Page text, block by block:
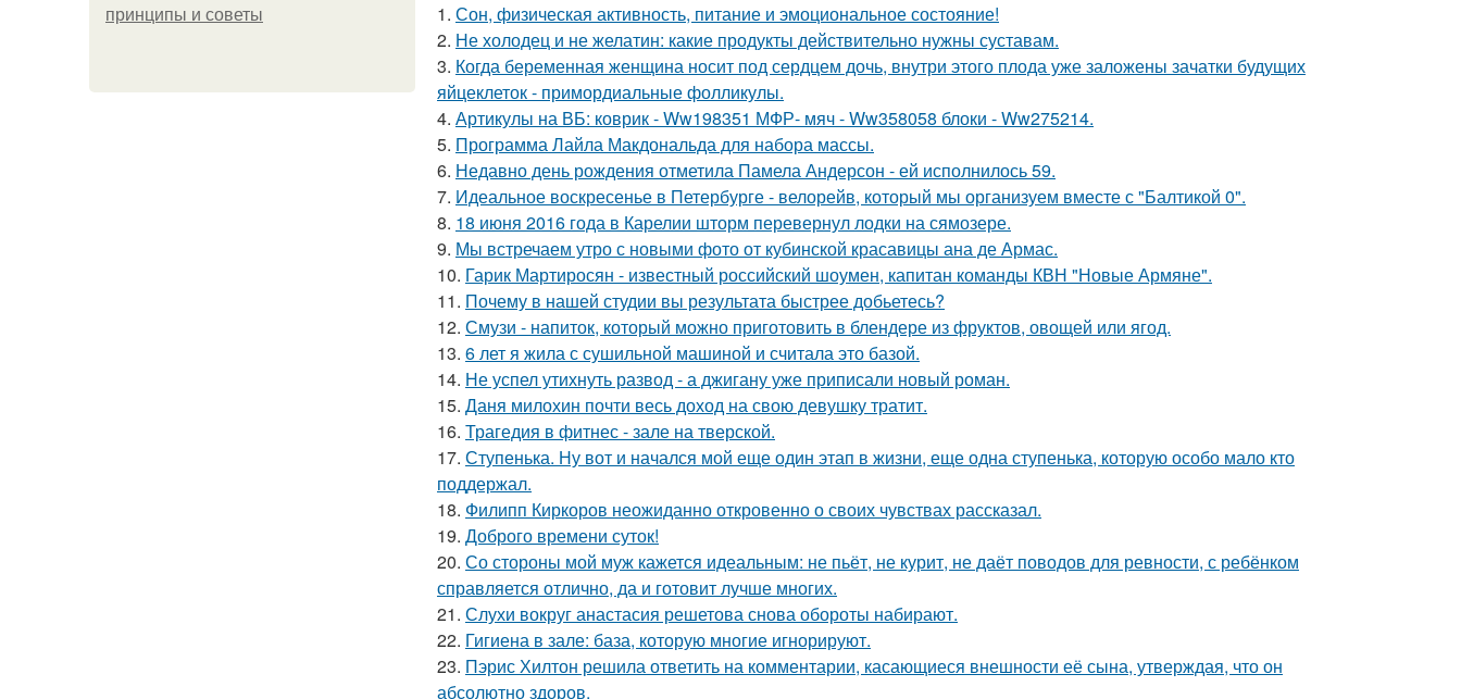
принципы и советы
1. Сон, физическая активность, питание и эмоциональное состояние!
2. Не холодец и не желатин: какие продукты действительно нужны суставам.
3. Когда беременная женщина носит под сердцем дочь, внутри этого плода уже заложены зачатки будущих
яйцеклеток - примордиальные фолликулы.
4. Артикулы на ВБ: коврик - Ww198351 МФР- мяч - Ww358058 блоки - Ww275214.
5. Программа Лайла Макдональда для набора массы.
6. Недавно день рождения отметила Памела Андерсон - ей исполнилось 59.
7. Идеальное воскресенье в Петербурге - велорейв, который мы организуем вместе с "Балтикой 0".
8. 18 июня 2016 года в Карелии шторм перевернул лодки на сямозере.
9. Мы встречаем утро с новыми фото от кубинской красавицы ана де Армас.
10. Гарик Мартиросян - известный российский шоумен, капитан команды КВН "Новые Армяне".
11. Почему в нашей студии вы результата быстрее добьетесь?
12. Смузи - напиток, который можно приготовить в блендере из фруктов, овощей или ягод.
13. 6 лет я жила с сушильной машиной и считала это базой.
14. Не успел утихнуть развод - а джигану уже приписали новый роман.
15. Даня милохин почти весь доход на свою девушку тратит.
16. Трагедия в фитнес - зале на тверской.
17. Ступенька. Ну вот и начался мой еще один этап в жизни, еще одна ступенька, которую особо мало кто
поддержал.
18. Филипп Киркоров неожиданно откровенно о своих чувствах рассказал.
19. Доброго времени суток!
20. Со стороны мой муж кажется идеальным: не пьёт, не курит, не даёт поводов для ревности, с ребёнком
справляется отлично, да и готовит лучше многих.
21. Слухи вокруг анастасия решетова снова обороты набирают.
22. Гигиена в зале: база, которую многие игнорируют.
23. Пэрис Хилтон решила ответить на комментарии, касающиеся внешности её сына, утверждая, что он
абсолютно здоров.